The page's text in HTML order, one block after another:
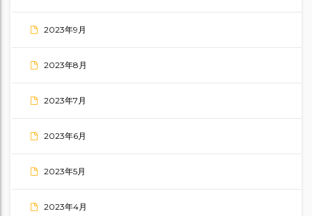
2023年9月
2023年8月
2023年7月
2023年6月
2023年5月
2023年4月